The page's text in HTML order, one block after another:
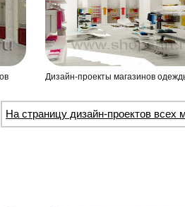
Дизайн-проекты магазинов
На страницу дизайн-проектов всех